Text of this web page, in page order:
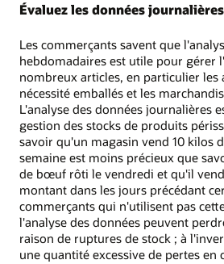
Évaluez les données journalières
Les commerçants savent que
hebdomadaires est utile pour gérer
nombreux articles, en particulier les
nécessité emballés et les
L'analyse des données journalières
gestion des stocks de produits
savoir qu'un magasin vend 10 kilos
semaine est moins précieux que
de bœuf rôti le vendredi et qu'il
montant dans les jours précédant
commerçants qui n'utilisent pas
l'analyse des données peuvent
raison de ruptures de stock ; à
une quantité excessive de pertes